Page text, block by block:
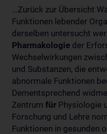
...Zurück zur Übersicht
Funktionen lebender
derselben untersucht
Pharmakologie der
Wechselwirkungen
und Substanzen, die
abnormale Funktionen
Dementsprechend
Zentrum für Physiologie
Forschung und Lehre
Funktionen in gesunden